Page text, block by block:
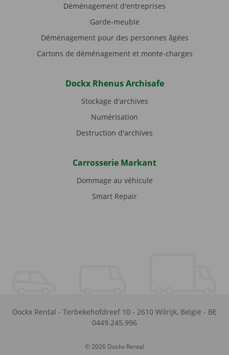
Déménagement d'entreprises
Garde-meuble
Déménagement pour des personnes âgées
Cartons de déménagement et monte-charges
Dockx Rhenus Archisafe
Stockage d'archives
Numérisation
Destruction d'archives
Carrosserie Markant
Dommage au véhicule
Smart Repair
Dockx Rental - Terbekehofdreef 10 - 2610 Wilrijk, België - BE
0449.245.996
© 2026 Dockx Rental